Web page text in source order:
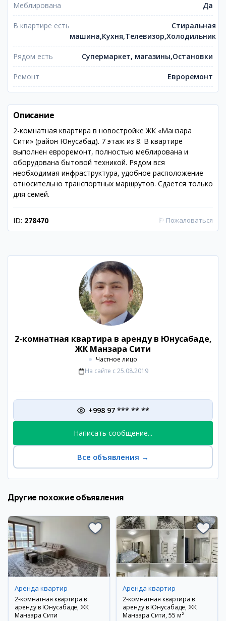
Меблирована Да
В квартире есть
Стиральная
машина,Кухня,Телевизор,Холодильник
Рядом есть Супермаркет, магазины,Остановки
Ремонт Евроремонт
Описание
2-комнатная квартира в новостройке ЖК «Манзара
Сити» (район Юнусабад). 7 этаж из 8. В квартире
выполнен евроремонт, полностью меблирована и
оборудована бытовой техникой. Рядом вся
необходимая инфраструктура, удобное расположение
относительно транспортных маршрутов. Сдается только
для семей.
ID: 278470 ⚐ Пожаловаться
2-комнатная квартира в аренду в Юнусабаде,
ЖК Манзара Сити
Частное лицо
На сайте с 25.08.2019
+998 97 *** ** **
Написать сообщение...
Все объявления →
Другие похожие объявления
Аренда квартир
2-комнатная квартира в
аренду в Юнусабаде, ЖК
Манзара Сити
Аренда квартир
2-комнатная квартира в
аренду в Юнусабаде, ЖК
Манзара Сити, 55 м²